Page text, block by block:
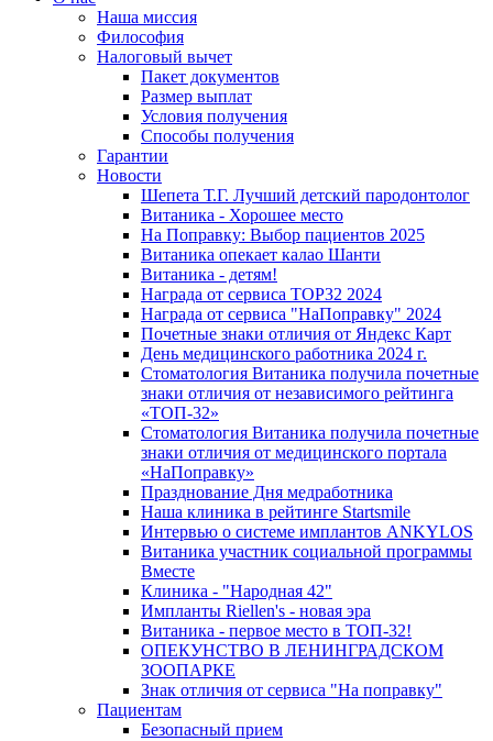
Наша миссия
Философия
Налоговый вычет
Пакет документов
Размер выплат
Условия получения
Способы получения
Гарантии
Новости
Шепета Т.Г. Лучший детский пародонтолог
Витаника - Хорошее место
На Поправку: Выбор пациентов 2025
Витаника опекает калао Шанти
Витаника - детям!
Награда от сервиса TOP32 2024
Награда от сервиса "НаПоправку" 2024
Почетные знаки отличия от Яндекс Карт
День медицинского работника 2024 г.
Стоматология Витаника получила почетные
знаки отличия от независимого рейтинга
«ТОП-32»
Стоматология Витаника получила почетные
знаки отличия от медицинского портала
«НаПоправку»
Празднование Дня медработника
Наша клиника в рейтинге Startsmile
Интервью о системе имплантов ANKYLOS
Витаника участник социальной программы
Вместе
Клиника - "Народная 42"
Импланты Riellen's - новая эра
Витаника - первое место в ТОП-32!
ОПЕКУНСТВО В ЛЕНИНГРАДСКОМ
ЗООПАРКЕ
Знак отличия от сервиса "На поправку"
Пациентам
Безопасный прием